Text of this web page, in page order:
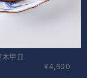
甲皿
¥4,600